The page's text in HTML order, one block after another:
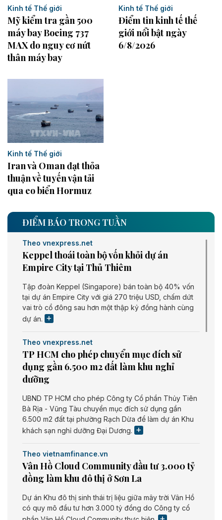
Kinh tế Thế giới
Mỹ kiểm tra gần 500
máy bay Boeing 737
MAX do nguy cơ nứt
thân máy bay
Kinh tế Thế giới
Điểm tin kinh tế thế
giới nổi bật ngày
6/8/2026
Kinh tế Thế giới
Iran và Oman đạt thỏa
thuận về tuyến vận tải
qua eo biển Hormuz
ĐIỂM BÁO TRONG TUẦN
Theo vnexpress.net
Keppel thoái toàn bộ vốn khỏi dự án
Empire City tại Thủ Thiêm
Tập đoàn Keppel (Singapore) bán toàn bộ 40% vốn
tại dự án Empire City với giá 270 triệu USD, chấm dứt
vai trò cổ đông sau hơn một thập kỷ đồng hành cùng
dự án.
Theo vnexpress.net
TP HCM cho phép chuyển mục đích sử
dụng gần 6.500 m2 đất làm khu nghỉ
dưỡng
UBND TP HCM cho phép Công ty Cổ phần Thủy Tiên
Bà Rịa - Vũng Tàu chuyển mục đích sử dụng gần
6.500 m2 đất tại phường Rạch Dừa để làm dự án Khu
khách sạn nghỉ dưỡng Đại Dương.
Theo vietnamfinance.vn
Vân Hồ Cloud Community đầu tư 3.000 tỷ
đồng làm khu đô thị ở Sơn La
Dự án Khu đô thị sinh thái trị liệu giữa mây trời Vân Hồ
có quy mô đầu tư hơn 3.000 tỷ đồng do Công ty cổ